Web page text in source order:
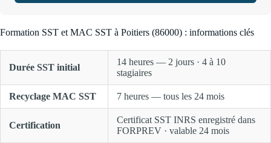
Formation SST et MAC SST à Poitiers (86000) : informations clés
Durée SST initial
14 heures — 2 jours · 4 à 10
stagiaires
Recyclage MAC SST 7 heures — tous les 24 mois
Certification
Certificat SST INRS enregistré dans
FORPREV · valable 24 mois